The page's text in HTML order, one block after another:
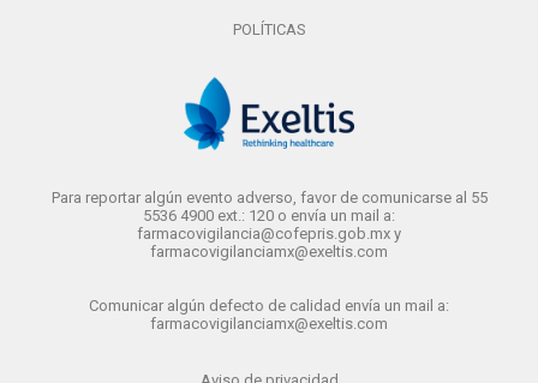
POLÍTICAS
Para reportar algún evento adverso, favor de comunicarse al 55
5536 4900 ext.: 120 o envía un mail a:
farmacovigilancia@cofepris.gob.mx y
farmacovigilanciamx@exeltis.com
Comunicar algún defecto de calidad envía un mail a:
farmacovigilanciamx@exeltis.com